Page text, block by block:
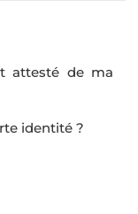
attesté de ma
identité ?